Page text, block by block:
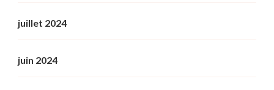
juillet 2024
juin 2024